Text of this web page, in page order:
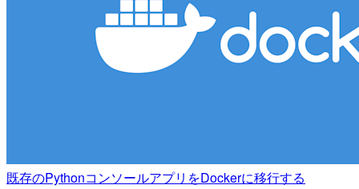
既存のPythonコンソールアプリをDockerに移行する